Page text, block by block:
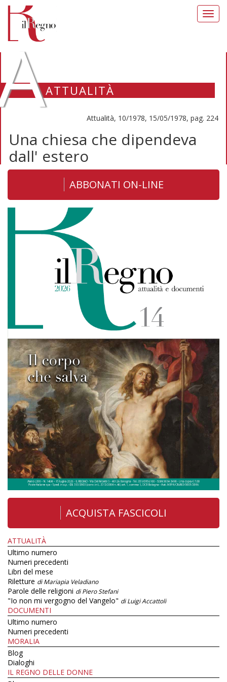
ATTUALITÀ
Attualità, 10/1978, 15/05/1978, pag. 224
Una chiesa che dipendeva
dall' estero
ABBONATI ON-LINE
ACQUISTA FASCICOLI
ATTUALITÀ
Ultimo numero
Numeri precedenti
Libri del mese
Riletture di Mariapia Veladiano
Parole delle religioni di Piero Stefani
"Io non mi vergogno del Vangelo" di Luigi Accattoli
DOCUMENTI
Ultimo numero
Numeri precedenti
MORALIA
Blog
Dialoghi
IL REGNO DELLE DONNE